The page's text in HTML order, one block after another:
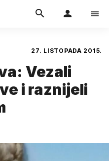
27. LISTOPADA 2015.
Vezali
i raznijeli